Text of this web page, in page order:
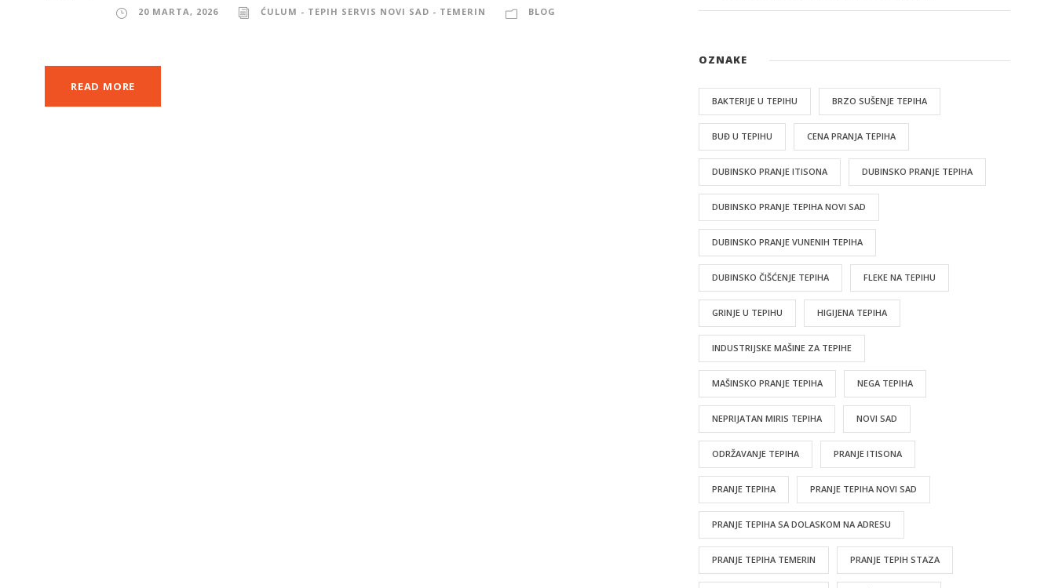
20 MARTA, 2026 ĆULUM - TEPIH SERVIS NOVI SAD - TEMERIN BLOG
READ MORE
OZNAKE
BAKTERIJE U TEPIHU BRZO SUŠENJE TEPIHA
BUĐ U TEPIHU CENA PRANJA TEPIHA
DUBINSKO PRANJE ITISONA DUBINSKO PRANJE TEPIHA
DUBINSKO PRANJE TEPIHA NOVI SAD
DUBINSKO PRANJE VUNENIH TEPIHA
DUBINSKO ČIŠĆENJE TEPIHA FLEKE NA TEPIHU
GRINJE U TEPIHU HIGIJENA TEPIHA
INDUSTRIJSKE MAŠINE ZA TEPIHE
MAŠINSKO PRANJE TEPIHA NEGA TEPIHA
NEPRIJATAN MIRIS TEPIHA NOVI SAD
ODRŽAVANJE TEPIHA PRANJE ITISONA
PRANJE TEPIHA PRANJE TEPIHA NOVI SAD
PRANJE TEPIHA SA DOLASKOM NA ADRESU
PRANJE TEPIHA TEMERIN PRANJE TEPIH STAZA